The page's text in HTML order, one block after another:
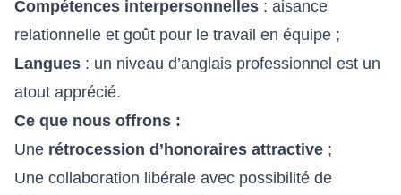
Compétences interpersonnelles : aisance
relationnelle et goût pour le travail en équipe ;
Langues : un niveau d’anglais professionnel est un
atout apprécié.
Ce que nous offrons :
Une rétrocession d’honoraires attractive ;
Une collaboration libérale avec possibilité de